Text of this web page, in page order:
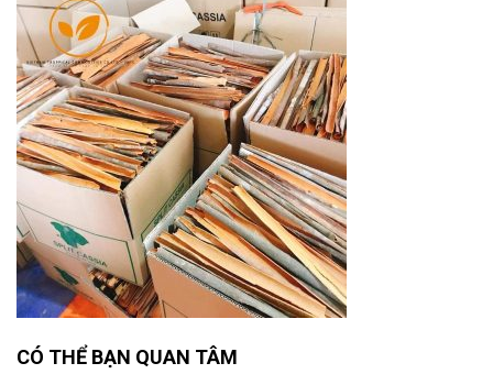
CÓ THỂ BẠN QUAN TÂM